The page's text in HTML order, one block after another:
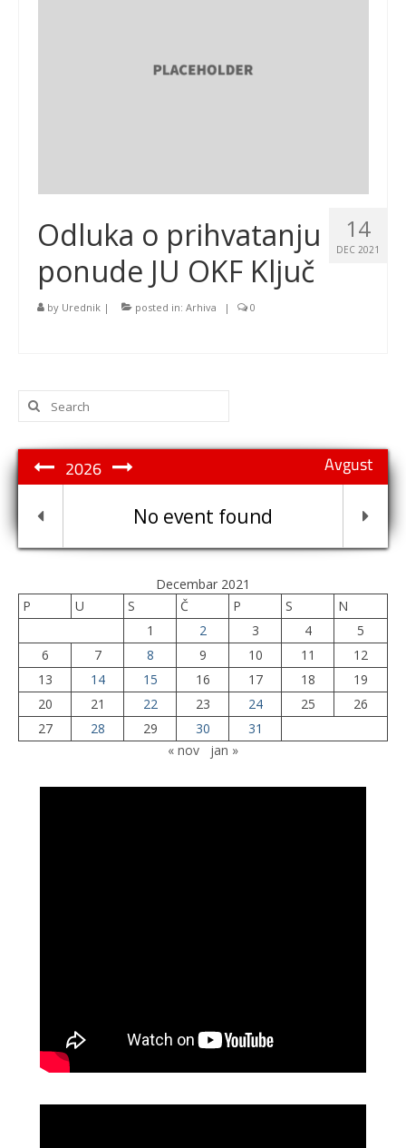
14
DEC 2021
Odluka o prihvatanju
ponude JU OKF Ključ
by Urednik | posted in: Arhiva | 0
Search
for:
Avgust
2026
No event found
Decembar 2021
P
U S Č P S
N
1
2 3 4
5
6
7 8 9 10 11
12
13
14 15 16 17 18
19
20
21 22 23 24 25
26
27
28 29 30
31
« nov
jan »